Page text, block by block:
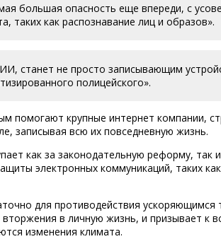
большая опасность еще впереди, с
таких как распознавание лиц и образов».
станет не просто записывающим
полицейского».
помогают крупные интернет компании,
записывая всю их повседневную жизнь.
как за законодательную реформу, так
электронных коммуникаций, таких
для противодействия ускоряющимся
в личную жизнь, и призывает к
изменения климата.